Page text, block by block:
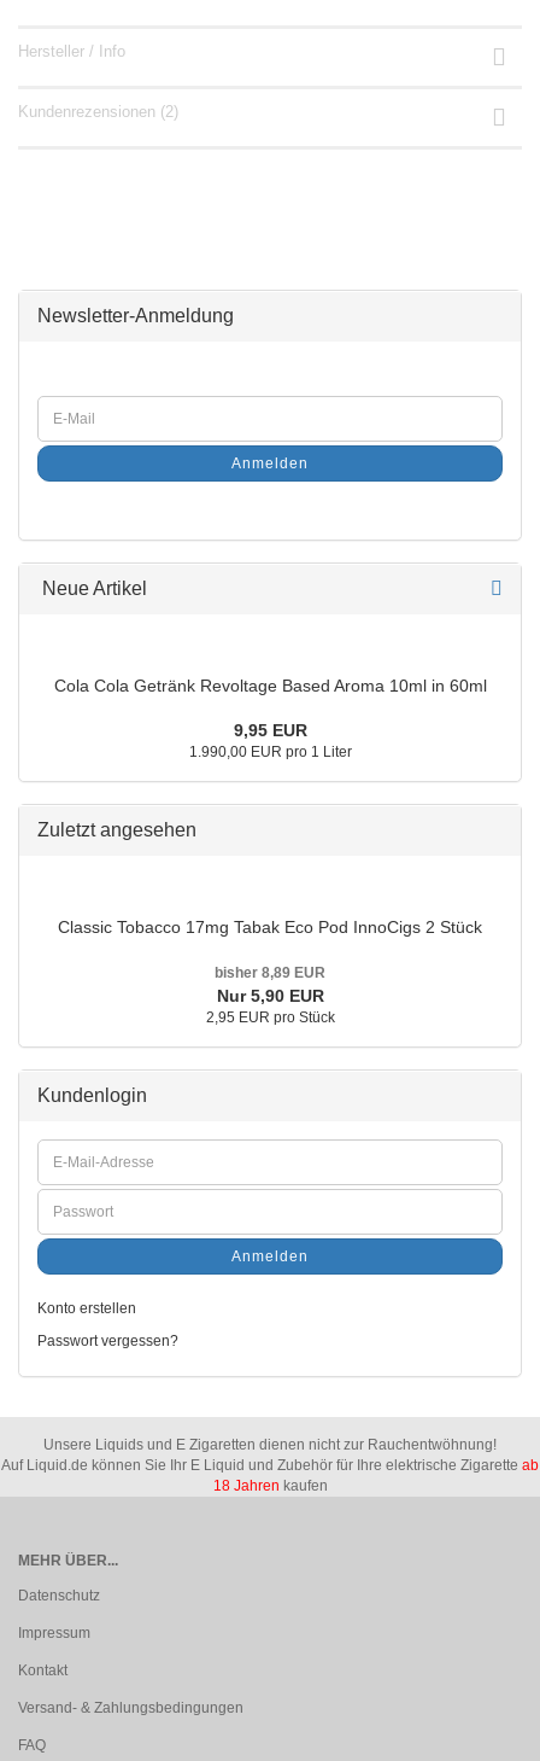
Hersteller / Info
Kundenrezensionen (2)
Newsletter-Anmeldung
Anmelden
Neue Artikel
Cola Cola Getränk Revoltage Based Aroma 10ml in 60ml
9,95 EUR
1.990,00 EUR pro 1 Liter
Zuletzt angesehen
Classic Tobacco 17mg Tabak Eco Pod InnoCigs 2 Stück
bisher 8,89 EUR
Nur 5,90 EUR
2,95 EUR pro Stück
Kundenlogin
Anmelden
Konto erstellen
Passwort vergessen?
Unsere Liquids und E Zigaretten dienen nicht zur Rauchentwöhnung!
Auf Liquid.de können Sie Ihr E Liquid und Zubehör für Ihre elektrische Zigarette ab
18 Jahren kaufen
MEHR ÜBER...
Datenschutz
Impressum
Kontakt
Versand- & Zahlungsbedingungen
FAQ